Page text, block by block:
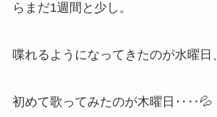
らまだ1週間と少し。
喋れるようになってきたのが水曜日、
初めて歌ってみたのが木曜日‥‥💦